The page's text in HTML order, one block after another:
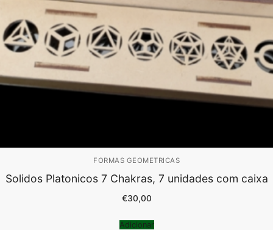
FORMAS GEOMETRICAS
Solidos Platonicos 7 Chakras, 7 unidades com caixa
€30,00
Adicionar